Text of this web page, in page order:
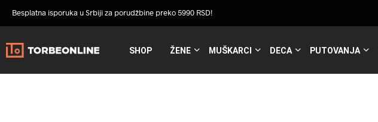
Besplatna isporuka u Srbiji za porudžbine preko 5990 RSD!
SHOP ŽENE MUŠKARCI DECA PUTOVANJA